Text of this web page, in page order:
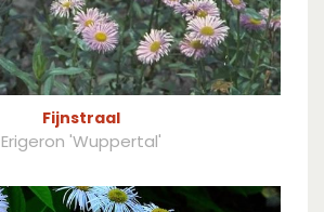
Fijnstraal
Erigeron 'Wuppertal'